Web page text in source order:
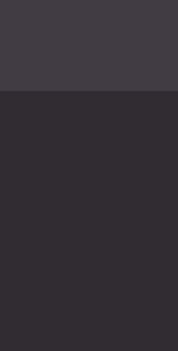
das speziell für industrielle
wurden so positioniert,
bestehende Beleuchtung,
nicht blockiert werden.
industrielle Nutzung
kontinuierlich im Hintergrund